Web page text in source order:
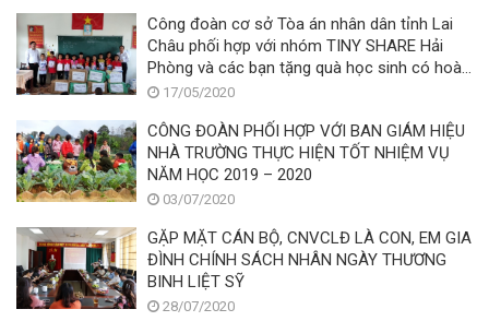
Công đoàn cơ sở Tòa án nhân dân tỉnh Lai
Châu phối hợp với nhóm TINY SHARE Hải
Phòng và các bạn tặng quà học sinh có hoàn
cảnh khó khăn và ảnh hưởng bởi thiên tai
17/05/2020
CÔNG ĐOÀN PHỐI HỢP VỚI BAN GIÁM HIỆU
NHÀ TRƯỜNG THỰC HIỆN TỐT NHIỆM VỤ
NĂM HỌC 2019 – 2020
03/07/2020
GẶP MẶT CÁN BỘ, CNVCLĐ LÀ CON, EM GIA
ĐÌNH CHÍNH SÁCH NHÂN NGÀY THƯƠNG
BINH LIỆT SỸ
28/07/2020